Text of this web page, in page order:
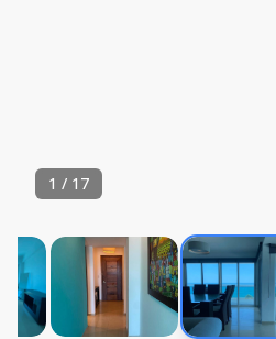
1 / 17